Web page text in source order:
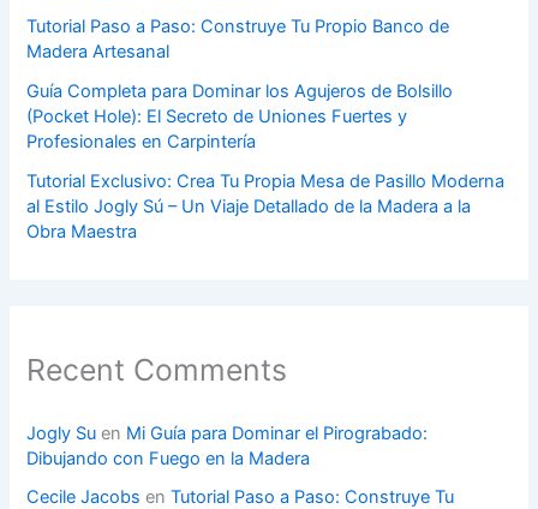
Tutorial Paso a Paso: Construye Tu Propio Banco de
Madera Artesanal
Guía Completa para Dominar los Agujeros de Bolsillo
(Pocket Hole): El Secreto de Uniones Fuertes y
Profesionales en Carpintería
Tutorial Exclusivo: Crea Tu Propia Mesa de Pasillo Moderna
al Estilo Jogly Sú – Un Viaje Detallado de la Madera a la
Obra Maestra
Recent Comments
Jogly Su en Mi Guía para Dominar el Pirograbado:
Dibujando con Fuego en la Madera
Cecile Jacobs enTutorial Paso a Paso: Construye Tu